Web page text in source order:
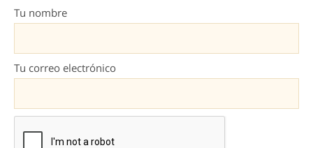
Tu nombre
Tu correo electrónico